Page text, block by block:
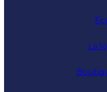
La